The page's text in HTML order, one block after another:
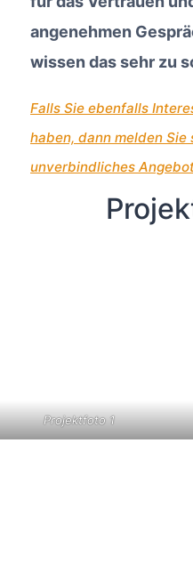
angenehmen
wissen das sehr zu
Falls Sie ebenfalls
haben, dann melden
unverbindliches
Projektfoto 1